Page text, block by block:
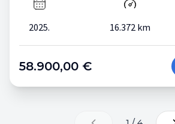
2025. 16.372 km
58.900,00 €